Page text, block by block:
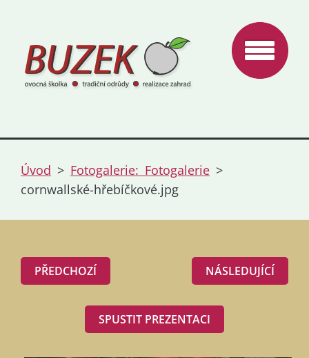
Úvod > Fotogalerie: Fotogalerie >
cornwallské-hřebíčkové.jpg
PŘEDCHOZÍ NÁSLEDUJÍCÍ
SPUSTIT PREZENTACI